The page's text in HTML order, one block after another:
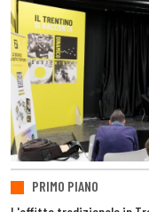
PRIMO PIANO